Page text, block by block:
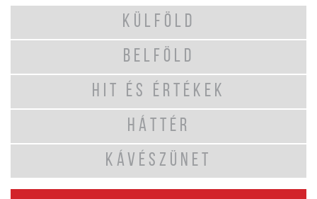
KÜLFÖLD
BELFÖLD
HIT ÉS ÉRTÉKEK
HÁTTÉR
KÁVÉSZÜNET